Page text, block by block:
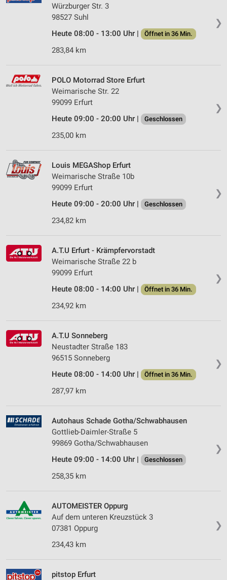
❯
Würzburger Str. 3
98527 Suhl
Heute 08:00 - 13:00 Uhr |
Öffnet in 36 Min.
283,84 km
❯
POLO Motorrad Store Erfurt
Weimarische Str. 22
99099 Erfurt
Heute 09:00 - 20:00 Uhr |
Geschlossen
235,00 km
❯
Louis MEGAShop Erfurt
Weimarische Straße 10b
99099 Erfurt
Heute 09:00 - 20:00 Uhr |
Geschlossen
234,82 km
❯
A.T.U Erfurt - Krämpfervorstadt
Weimarische Straße 22 b
99099 Erfurt
Heute 08:00 - 14:00 Uhr |
Öffnet in 36 Min.
234,92 km
❯
A.T.U Sonneberg
Neustadter Straße 183
96515 Sonneberg
Heute 08:00 - 14:00 Uhr |
Öffnet in 36 Min.
287,97 km
❯
Autohaus Schade Gotha/Schwabhausen
Gottlieb-Daimler-Straße 5
99869 Gotha/Schwabhausen
Heute 09:00 - 14:00 Uhr |
Geschlossen
258,35 km
❯
AUTOMEISTER Oppurg
Auf dem unteren Kreuzstück 3
07381 Oppurg
234,43 km
pitstop Erfurt